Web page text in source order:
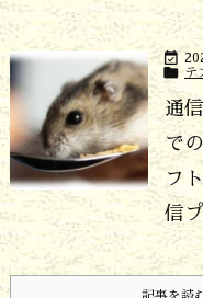

 テ
通
で
フ
信